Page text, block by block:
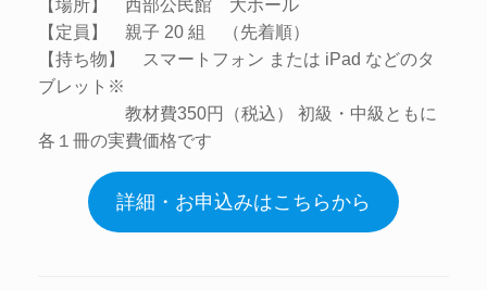
【場所】 西部公民館 大ホール
【定員】 親子 20 組 （先着順）
【持ち物】 スマートフォン または iPad などのタ
ブレット※
教材費350円（税込） 初級・中級ともに
各１冊の実費価格です
詳細・お申込みはこちらから